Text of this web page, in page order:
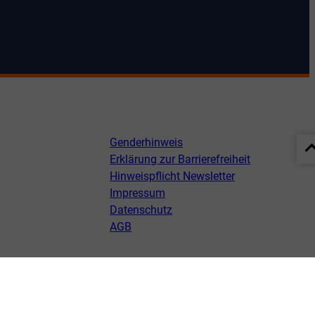
Genderhinweis
Erklärung zur Barrierefreiheit
Hinweispflicht Newsletter
Impressum
Datenschutz
AGB